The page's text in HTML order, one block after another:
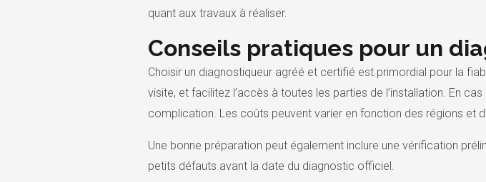
quant aux travaux à réaliser.
Conseils pratiques pour un
Choisir un diagnostiqueur agréé et certifié est primordial pour la
visite, et facilitez l’accès à toutes les parties de l’installation. En
complication. Les coûts peuvent varier en fonction des régions et
Une bonne préparation peut également inclure une vérification
petits défauts avant la date du diagnostic officiel.